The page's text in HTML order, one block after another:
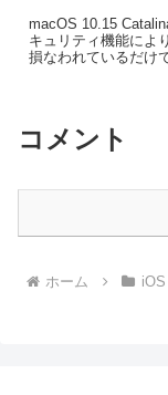
macOS 10.15
キュリティ機能によ
損なわれているだけ
コメント
ホーム iOS